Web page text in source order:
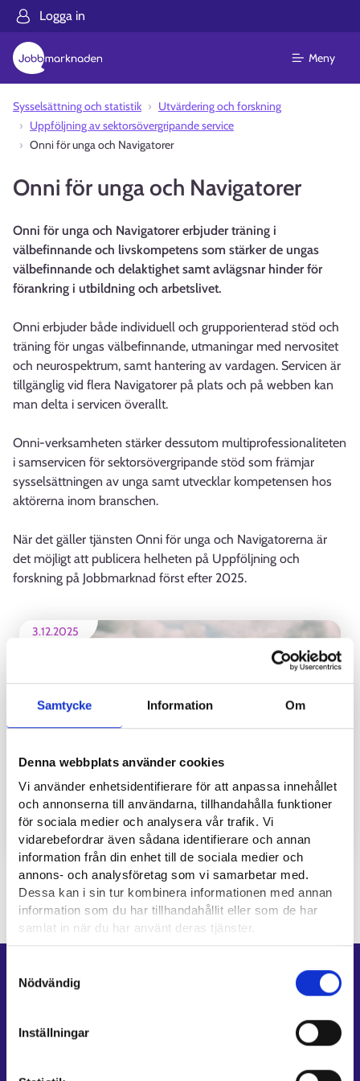
Samtycke Information Om
Denna webbplats använder cookies
Vi använder enhetsidentifierare för att anpassa innehållet
och annonserna till användarna, tillhandahålla funktioner
för sociala medier och analysera vår trafik. Vi
vidarebefordrar även sådana identifierare och annan
information från din enhet till de sociala medier och
annons- och analysföretag som vi samarbetar med.
Dessa kan i sin tur kombinera informationen med annan
information som du har tillhandahållit eller som de har
samlat in när du har använt deras tjänster.
Cookies
Nödvändig
Inställningar
Logga in
Meny
Sysselsättning och statistik
Utvärdering och forskning
Uppföljning av sektorsövergripande service
Onni för unga och Navigatorer
Onni för unga och Navigatorer
Onni för unga och Navigatorer erbjuder träning i
välbefinnande och livskompetens som stärker de ungas
välbefinnande och delaktighet samt avlägsnar hinder för
förankring i utbildning och arbetslivet.
Onni erbjuder både individuell och grupporienterad stöd och
träning för ungas välbefinnande, utmaningar med nervositet
och neurospektrum, samt hantering av vardagen. Servicen är
tillgänglig vid flera Navigatorer på plats och på webben kan
man delta i servicen överallt.
Onni-verksamheten stärker dessutom multiprofessionaliteten
i samservicen för sektorsövergripande stöd som främjar
sysselsättningen av unga samt utvecklar kompetensen hos
aktörerna inom branschen.
När det gäller tjänsten Onni för unga och Navigatorerna är
det möjligt att publicera helheten på Uppföljning och
forskning på Jobbmarknad först efter 2025.
3.12.2025
Ny utvärderingsram stöder uppföljningen av ungas
ONNI-träningar
NYHETER
Uppdaterad:3.12.2025
Genvägar
Min karriärstig
Lediga arbetsplatser